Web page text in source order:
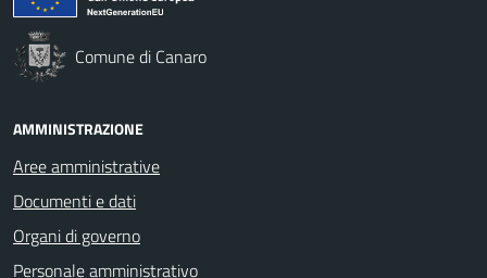
Comune di Canaro
AMMINISTRAZIONE
Aree amministrative
Documenti e dati
Organi di governo
Personale amministrativo